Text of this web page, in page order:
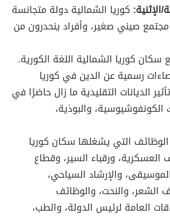
الإثنية: كوريا الشمالية دولة متجانسة
صيني صغير، وأفراد ينحدرون من
سكان كوريا الشمالية اللغة الكورية.
رسمية عن الدين في كوريا
الديانات التقليدية ما زال حاضرًا في
الكونفوشيوسية، والبوذية،
الوظائف التي يشغلها سكان كوريا
العسكرية، ورقباء السير، وقطاع
والإرشاد السياحي،
الشعر، والنحت، والوظائف
العامة لرئيس الدولة، والطب،